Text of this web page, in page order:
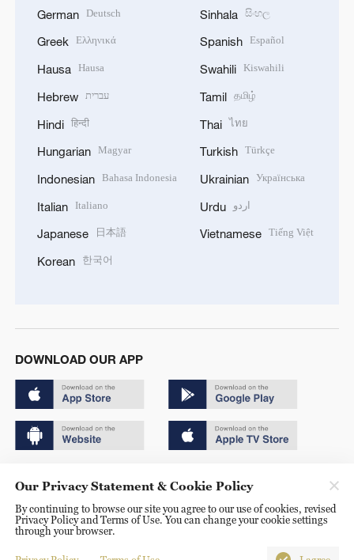
German Deutsch
Greek Ελληνικά
Hausa Hausa
Hebrew עברית
Hindi हिन्दी
Hungarian Magyar
Indonesian Bahasa Indonesia
Italian Italiano
Japanese 日本語
Korean 한국어
Sinhala සිංහල
Spanish Español
Swahili Kiswahili
Tamil தமிழ்
Thai ไทย
Turkish Türkçe
Ukrainian Українська
Urdu اردو
Vietnamese Tiếng Việt
DOWNLOAD OUR APP
京ICP备20000184号
京公网安备 11010502050052号
Disinformation report hotline: 010-85061466
Our Privacy Statement & Cookie Policy
By continuing to browse our site you agree to our use of cookies, revised
Privacy Policy and Terms of Use. You can change your cookie settings
through your browser.